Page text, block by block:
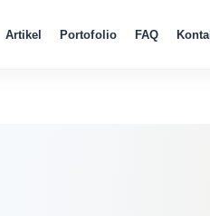
Artikel Portofolio FAQ